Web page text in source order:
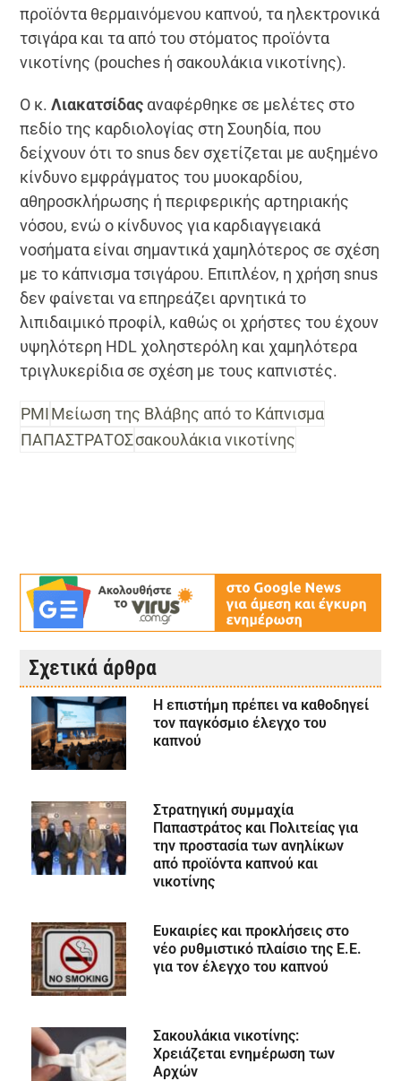
προϊόντα θερμαινόμενου καπνού, τα ηλεκτρονικά
τσιγάρα και τα από του στόματος προϊόντα
νικοτίνης (pouches ή σακουλάκια νικοτίνης).
Ο κ.Λιακατσίδας αναφέρθηκε σε μελέτες στο
πεδίο της καρδιολογίας στη Σουηδία, που
δείχνουν ότι το snus δεν σχετίζεται με αυξημένο
κίνδυνο εμφράγματος του μυοκαρδίου,
αθηροσκλήρωσης ή περιφερικής αρτηριακής
νόσου, ενώ ο κίνδυνος για καρδιαγγειακά
νοσήματα είναι σημαντικά χαμηλότερος σε σχέση
με το κάπνισμα τσιγάρου. Επιπλέον, η χρήση snus
δεν φαίνεται να επηρεάζει αρνητικά το
λιπιδαιμικό προφίλ, καθώς οι χρήστες του έχουν
υψηλότερη HDL χοληστερόλη και χαμηλότερα
τριγλυκερίδια σε σχέση με τους καπνιστές.
PMIΜείωση της Βλάβης από το Κάπνισμα
ΠΑΠΑΣΤΡΑΤΟΣσακουλάκια νικοτίνης
Σχετικά άρθρα
Η επιστήμη πρέπει να καθοδηγεί
τον παγκόσμιο έλεγχο του
καπνού
Στρατηγική συμμαχία
Παπαστράτος και Πολιτείας για
την προστασία των ανηλίκων
από προϊόντα καπνού και
νικοτίνης
Ευκαιρίες και προκλήσεις στο
νέο ρυθμιστικό πλαίσιο της Ε.Ε.
για τον έλεγχο του καπνού
Σακουλάκια νικοτίνης:
Χρειάζεται ενημέρωση των
Αρχών